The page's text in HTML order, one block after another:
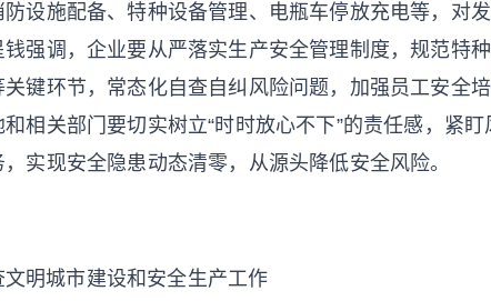
设施配备、特种设备管理、电瓶车停放充电等，对
强调，企业要从严落实生产安全管理制度，规范特
键环节，常态化自查自纠风险问题，加强员工安全
相关部门要切实树立“时时放心不下”的责任感，紧盯
实现安全隐患动态清零，从源头降低安全风险。
文明城市建设和安全生产工作